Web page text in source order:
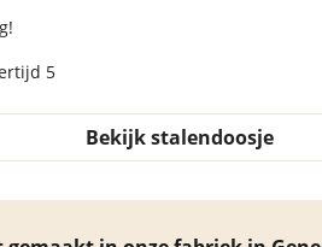
5
Bekijk stalendoosje